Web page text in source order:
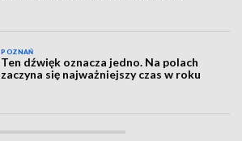
POZNAŃ
Ten dźwięk oznacza jedno. Na polach
zaczyna się najważniejszy czas w roku